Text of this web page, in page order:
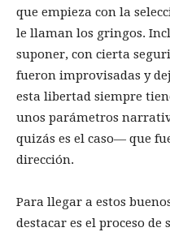
que empieza con la
le llaman los gringos.
suponer, con cierta
fueron improvisadas y
esta libertad siempre
unos parámetros
quizás es el caso— que
dirección.
Para llegar a estos
destacar es el proceso